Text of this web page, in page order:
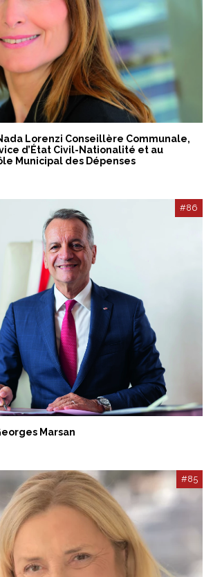
Lorenzi Conseillère Communale,
d’État Civil-Nationalité et au
Municipal des Dépenses
#86
Marsan
#85